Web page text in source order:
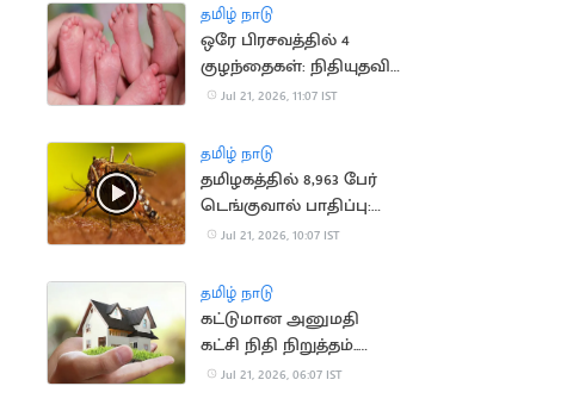
தமிழ் நாடு
ஒரே பிரசவத்தில் 4
குழந்தைகள்: நிதியுதவி
கோரும் ஆஸ்திரேலிய
Jul 21, 2026, 11:07 IST
தமிழ் நாடு
தமிழகத்தில் 8,963 பேர்
டெங்குவால் பாதிப்பு:
சுகாதாரத்துறை தகவல்
Jul 21, 2026, 10:07 IST
தமிழ் நாடு
கட்டுமான அனுமதி
கட்சி நிதி நிறுத்தம்..
வீடுகள் விலை
Jul 21, 2026, 06:07 IST